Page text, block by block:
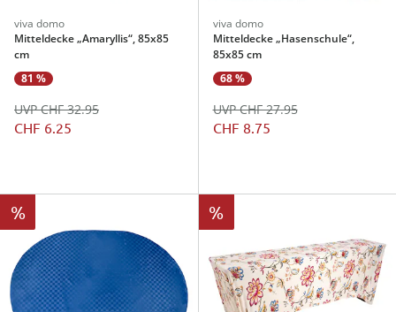
viva domo
Mitteldecke „Amaryllis“, 85x85
cm
81 %
CHF 6.25
UVP CHF 32.95
viva domo
Mitteldecke „Hasenschule“,
85x85 cm
68 %
CHF 8.75
UVP CHF 27.95
% %